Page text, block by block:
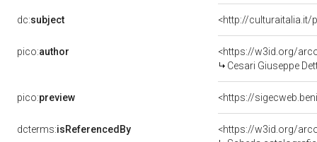
dc:subject <http://culturaitalia.it/
pico:author
<https://w3id.org/
Cesari Giuseppe
pico:preview
dcterms:isReferencedBy
<https://w3id.org/